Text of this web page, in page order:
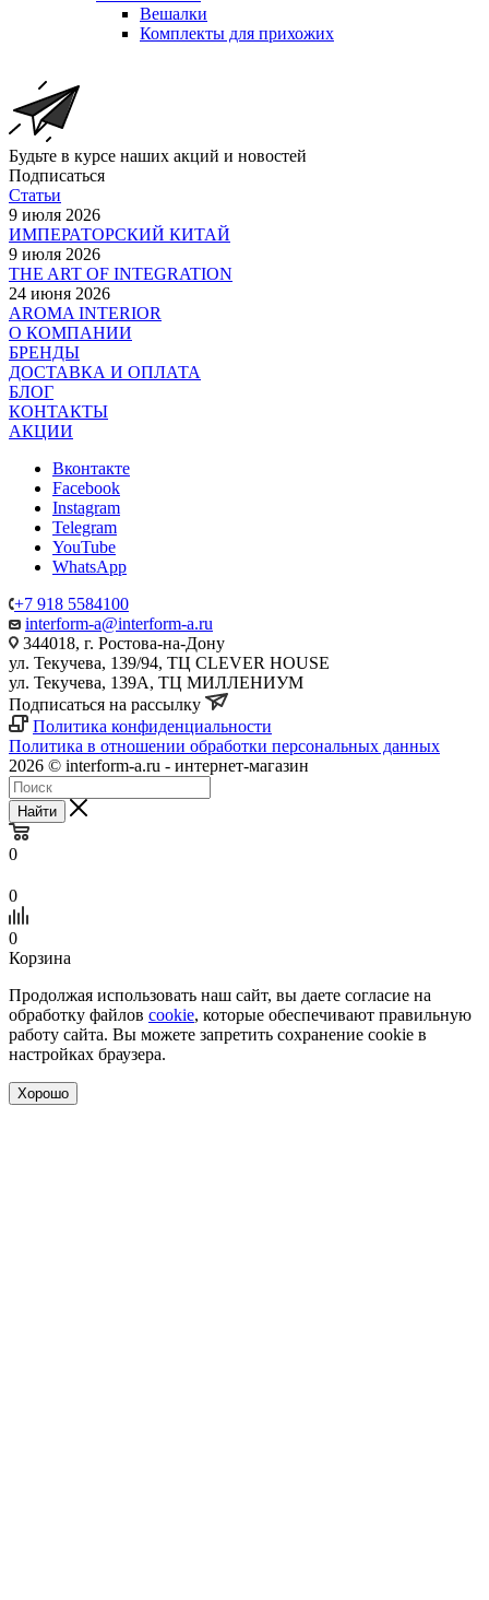
Вешалки
Комплекты для прихожих
Будьте в курсе наших акций и новостей
Подписаться
Статьи
9 июля 2026
ИМПЕРАТОРСКИЙ КИТАЙ
9 июля 2026
THE ART OF INTEGRATION
24 июня 2026
AROMA INTERIOR
О КОМПАНИИ
БРЕНДЫ
ДОСТАВКА И ОПЛАТА
БЛОГ
КОНТАКТЫ
АКЦИИ
Вконтакте
Facebook
Instagram
Telegram
YouTube
WhatsApp
+7 918 5584100
interform-a@interform-a.ru
344018, г. Ростова-на-Дону
ул. Текучева, 139/94, ТЦ CLEVER HOUSE
ул. Текучева, 139А, ТЦ МИЛЛЕНИУМ
Подписаться на рассылку
Политика конфиденциальности
Политика в отношении обработки персональных данных
2026 © interform-a.ru - интернет-магазин
Найти
0
0
0
Корзина
Продолжая использовать наш сайт, вы даете согласие на
обработку файлов cookie, которые обеспечивают правильную
работу сайта. Вы можете запретить сохранение cookie в
настройках браузера.
Хорошо